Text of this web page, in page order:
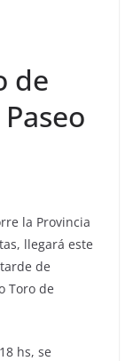
de
la Provincia
llegará este
de
Toro de
hs, se